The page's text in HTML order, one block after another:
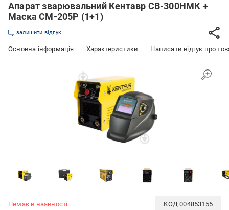
Апарат зварювальний Кентавр СВ-300НМК +
Маска СМ-205Р (1+1)
залишити відгук
Основна інформація Характеристики Написати відгук про
Немає в наявності КОД004853155